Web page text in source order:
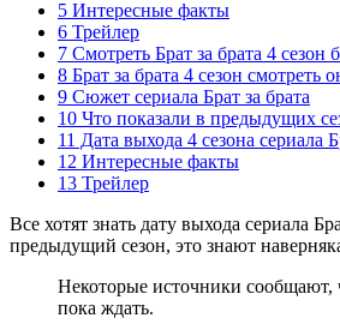
5 Интересные факты
6 Трейлер
7 Смотреть Брат за брата 4 сезон
8 Брат за брата 4 сезон смотреть
9 Сюжет сериала Брат за брата
10 Что показали в предыдущих
11 Дата выхода 4 сезона сериала
12 Интересные факты
13 Трейлер
Все хотят знать дату выхода сериала
предыдущий сезон, это знают
Некоторые источники сообщают,
пока ждать.